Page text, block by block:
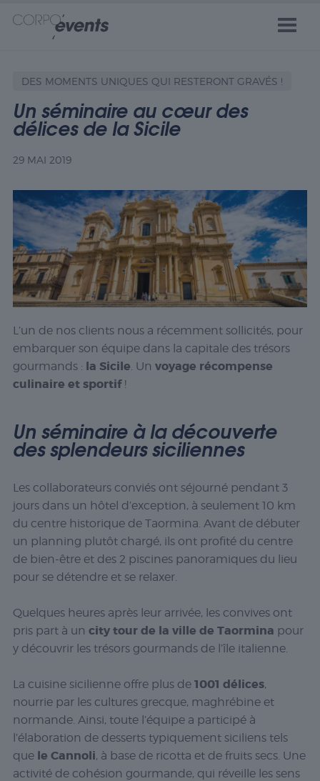
DES MOMENTS UNIQUES QUI RESTERONT GRAVÉS !
Un séminaire au cœur des
délices de la Sicile
29 MAI 2019
L’un de nos clients nous a récemment sollicités, pour
embarquer son équipe dans la capitale des trésors
gourmands : la Sicile. Un voyage récompense
culinaire et sportif!
Un séminaire à la découverte
des splendeurs siciliennes
Les collaborateurs conviés ont séjourné pendant 3
jours dans un hôtel d’exception, à seulement 10 km
du centre historique de Taormina. Avant de débuter
un planning plutôt chargé, ils ont profité du centre
de bien-être et des 2 piscines panoramiques du lieu
pour se détendre et se relaxer.
Quelques heures après leur arrivée, les convives ont
pris part à un city tour de la ville de Taormina pour
y découvrir les trésors gourmands de l’île italienne.
La cuisine sicilienne offre plus de1001 délices,
nourrie par les cultures grecque, maghrébine et
normande. Ainsi, toute l’équipe a participé à
l’élaboration de desserts typiquement siciliens tels
que le Cannoli, à base de ricotta et de fruits secs. Une
activité de cohésion gourmande, qui réveille les sens